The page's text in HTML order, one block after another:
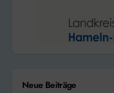
Neue Beiträge